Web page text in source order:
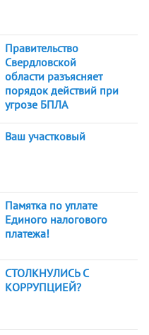
Правительство
Свердловской
области разъясняет
порядок действий при
угрозе БПЛА
Ваш участковый
Памятка по уплате
Единого налогового
платежа!
СТОЛКНУЛИСЬ С
КОРРУПЦИЕЙ?